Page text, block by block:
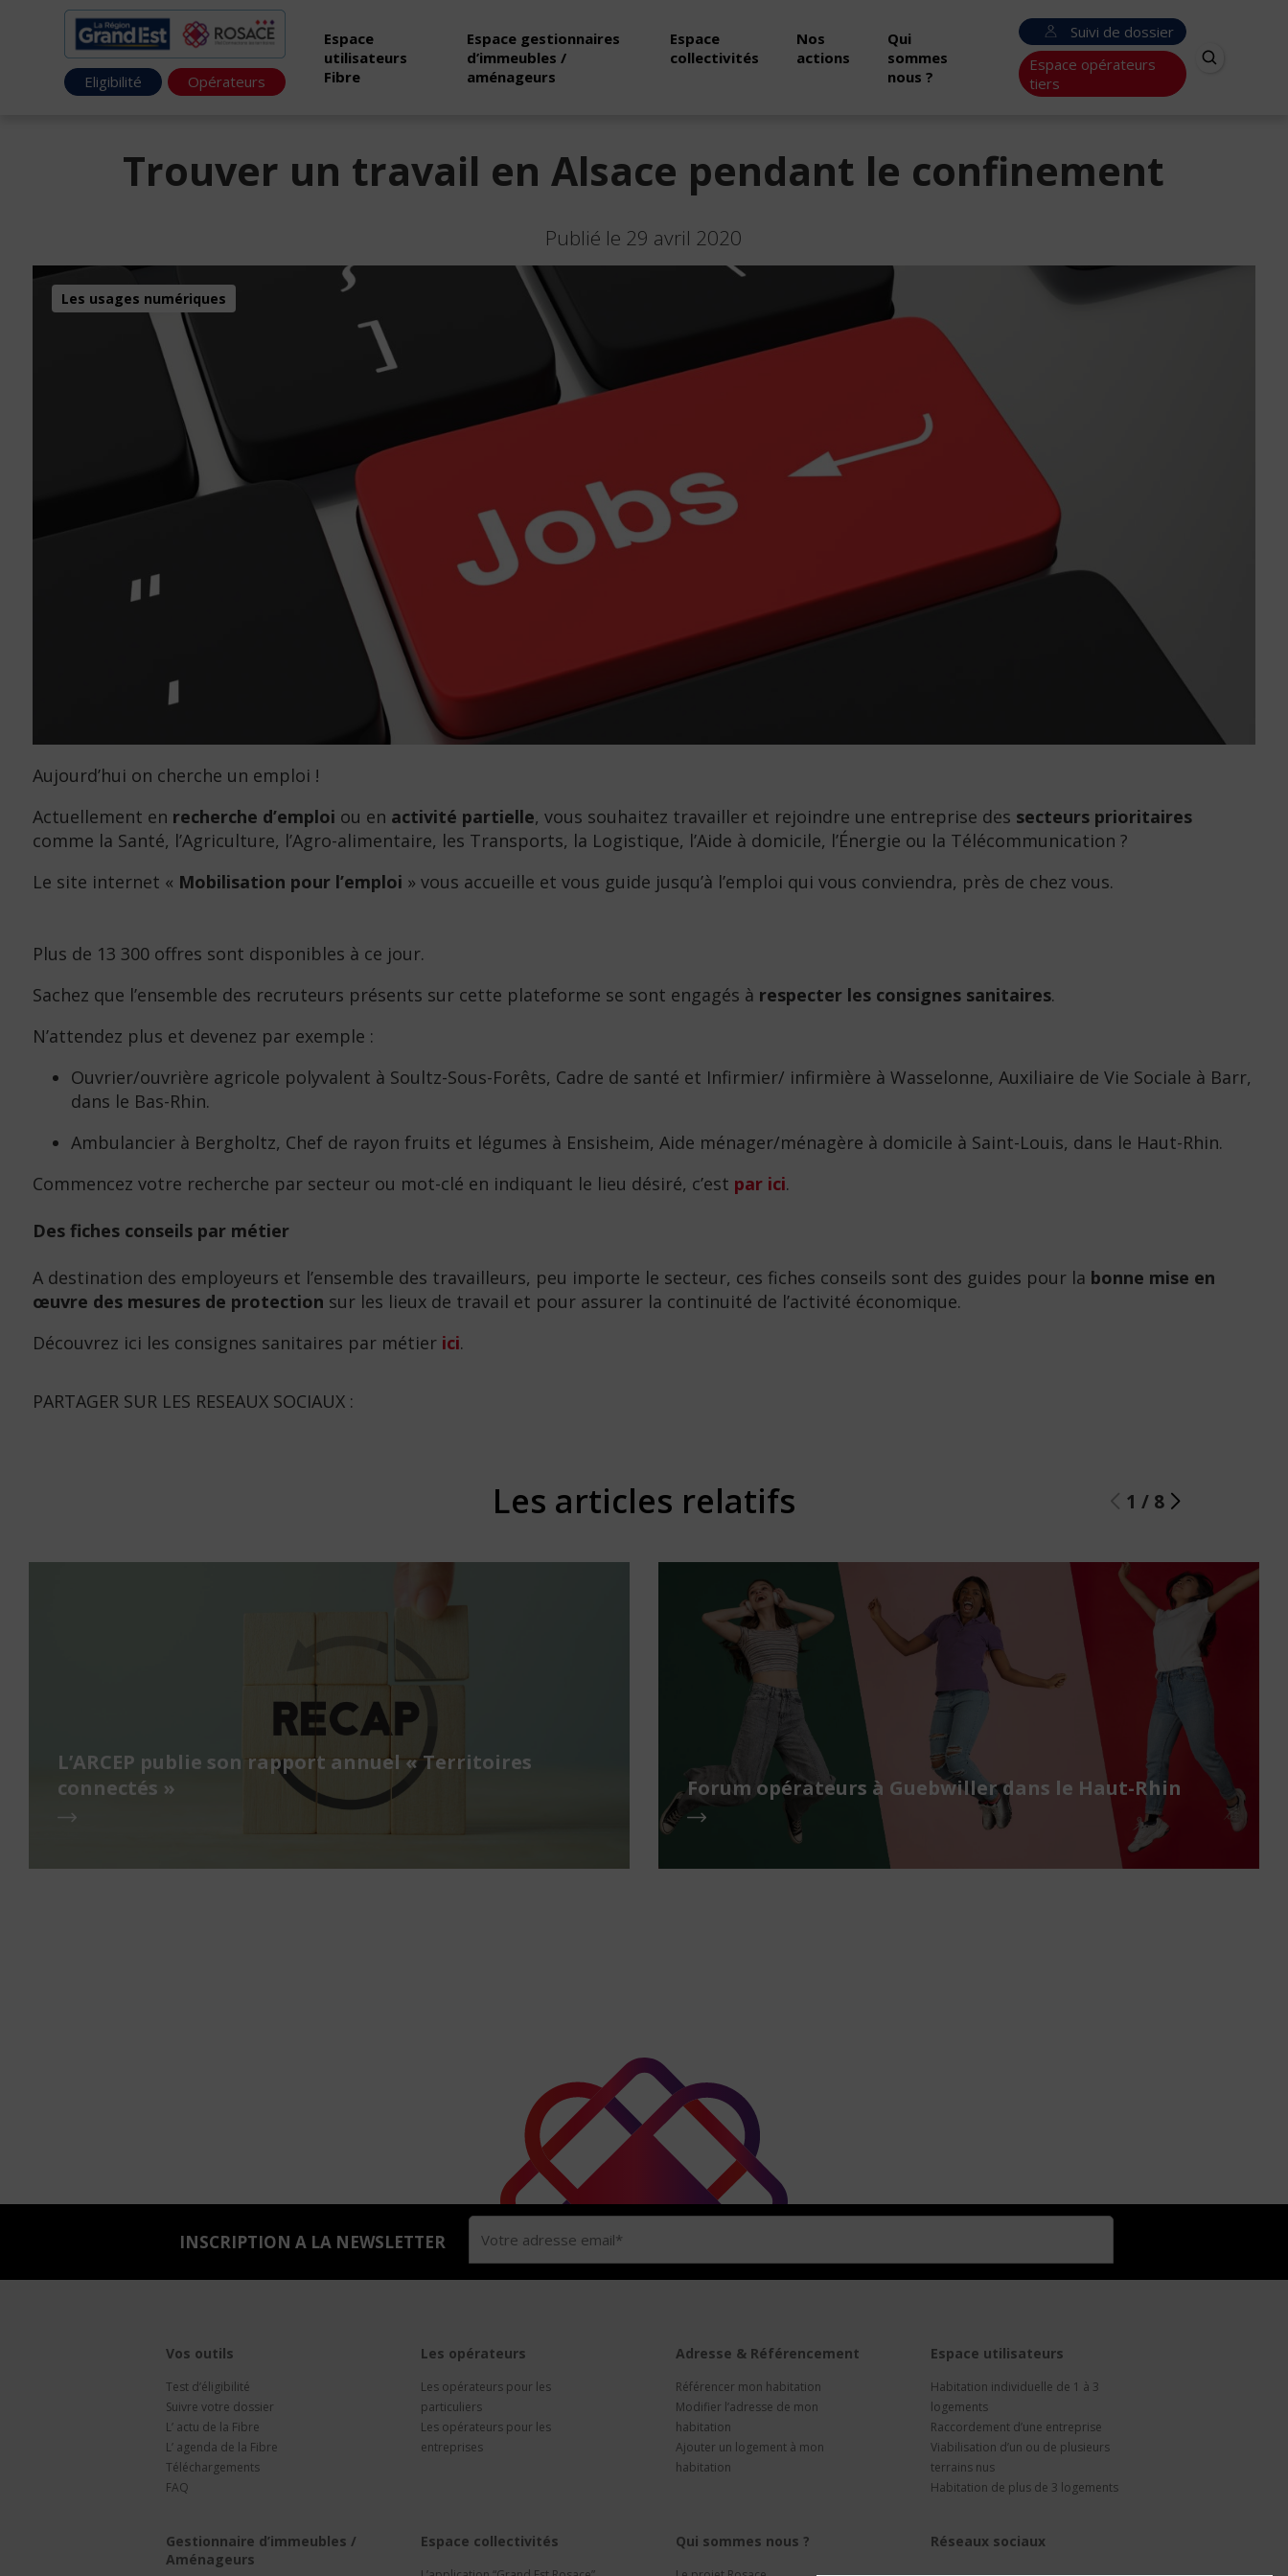
Eligibilité Opérateurs
Espace
utilisateurs
Fibre
Espace gestionnaires
d’immeubles /
aménageurs
Espace
collectivités
Nos
actions
Qui
sommes
nous ?
Suivi de dossier
Espace opérateurs
tiers
Trouver un travail en Alsace pendant le confinement
Publié le 29 avril 2020
Les usages numériques
Aujourd’hui on cherche un emploi !
Actuellement en recherche d’emploi ou en activité partielle, vous souhaitez travailler et rejoindre une entreprise des secteurs prioritaires
comme la Santé, l’Agriculture, l’Agro-alimentaire, les Transports, la Logistique, l’Aide à domicile, l’Énergie ou la Télécommunication ?
Le site internet « Mobilisation pour l’emploi » vous accueille et vous guide jusqu’à l’emploi qui vous conviendra, près de chez vous.
Plus de 13 300 offres sont disponibles à ce jour.
Sachez que l’ensemble des recruteurs présents sur cette plateforme se sont engagés à respecter les consignes sanitaires.
N’attendez plus et devenez par exemple :
Ouvrier/ouvrière agricole polyvalent à Soultz-Sous-Forêts, Cadre de santé et Infirmier/ infirmière à Wasselonne, Auxiliaire de Vie Sociale à Barr,
dans le Bas-Rhin.
Ambulancier à Bergholtz, Chef de rayon fruits et légumes à Ensisheim, Aide ménager/ménagère à domicile à Saint-Louis, dans le Haut-Rhin.
Commencez votre recherche par secteur ou mot-clé en indiquant le lieu désiré, c’est par ici.
Des fiches conseils par métier
A destination des employeurs et l’ensemble des travailleurs, peu importe le secteur, ces fiches conseils sont des guides pour la bonne mise en
œuvre des mesures de protection sur les lieux de travail et pour assurer la continuité de l’activité économique.
Découvrez ici les consignes sanitaires par métier ici.
PARTAGER SUR LES RESEAUX SOCIAUX :
Les articles relatifs 1 / 8
L’ARCEP publie son rapport annuel « Territoires
connectés »
Forum opérateurs à Guebwiller dans le Haut-Rhin
INSCRIPTION A LA NEWSLETTER
Vos outils
Test d’éligibilité
Suivre votre dossier
L’ actu de la Fibre
L’ agenda de la Fibre
Téléchargements
FAQ
Les opérateurs
Les opérateurs pour les
particuliers
Les opérateurs pour les
entreprises
Adresse & Référencement
Référencer mon habitation
Modifier l’adresse de mon
habitation
Ajouter un logement à mon
habitation
Espace utilisateurs
Habitation individuelle de 1 à 3
logements
Raccordement d’une entreprise
Viabilisation d’un ou de plusieurs
terrains nus
Habitation de plus de 3 logements
Gestionnaire d’immeubles /
Aménageurs
Espace collectivités Qui sommes nous ? Réseaux sociaux